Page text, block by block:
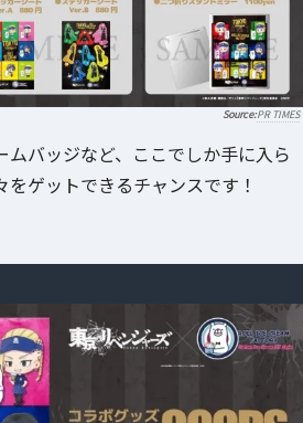
PR TIMES
ムバッジなど、ここでしか手に入ら
ゲットできるチャンスです！